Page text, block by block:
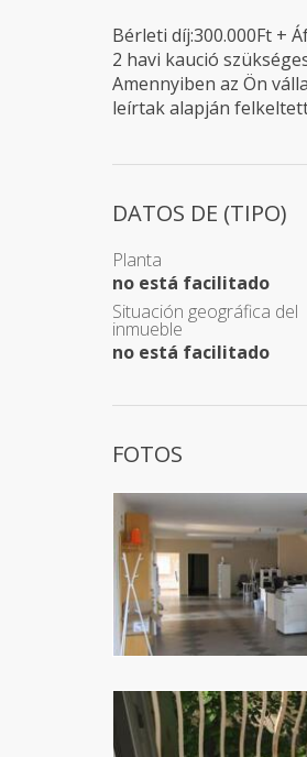
Bérleti díj:300.000Ft +
2 havi kaució
Amennyiben az Ön
leírtak alapján
DATOS DE (TIPO)
Planta
no está facilitado
Situación geográfica del
inmueble
no está facilitado
FOTOS